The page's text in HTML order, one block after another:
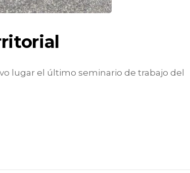
lugar el último seminario de trabajo del